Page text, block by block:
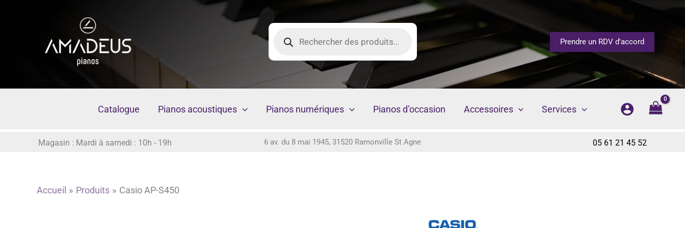
produits
Prendre un RDV d'accord
Catalogue Pianos acoustiques Pianos numériques Pianos d’occasion Accessoires Services
Magasin : Mardi à samedi : 10h - 19h 6 av. du 8 mai 1945, 31520 Ramonville St Agne 05 61 21 45 52
Accueil Produits Casio AP-S450